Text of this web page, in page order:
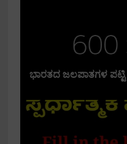
ಭಾರತದ ಜಲಪಾತಗಳ ಪಟ್ಟಿ